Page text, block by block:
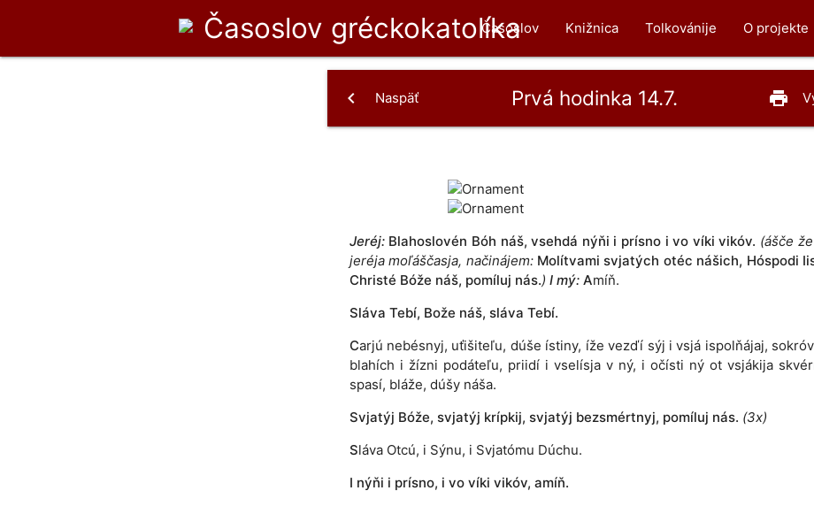
Časoslov gréckokatolíka
Časoslov Knižnica Tolkovánije O projekte
Prvá hodinka 14.7.
chevron_left Naspäť print
Jeréj:Blahoslovén Bóh náš, vsehdá nýňi i prísno i vo víki vikóv. (ášče
jeréja moľáščasja, načinájem: Molítvami svjatých otéc nášich, Hóspodi
Christé Bóže náš, pomíluj nás.) I mý:Amíň.
Sláva Tebí, Bože náš, sláva Tebí.
Carjú nebésnyj, uťišiteľu, dúše ístiny, íže vezďí sýj i vsjá ispolňájaj,
blahích i žízni podáteľu, priidí i vselísja v ný, i očísti ný ot vsjákija
spasí, bláže, dúšy náša.
Svjatýj Bóže, svjatýj krípkij, svjatýj bezsmértnyj, pomíluj nás. (3x)
Sláva Otcú, i Sýnu, i Svjatómu Dúchu.
I nýňi i prísno, i vo víki vikóv, amíň.